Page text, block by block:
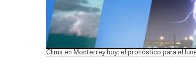
Clima en Monterrey hoy: el pronóstico para el